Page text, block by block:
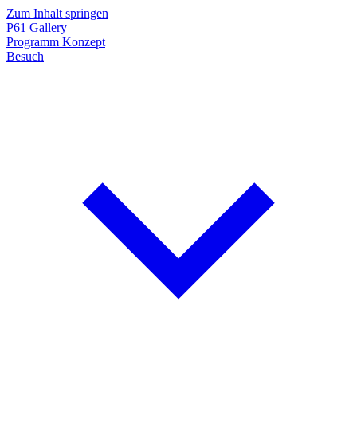
Zum Inhalt springen
P61 Gallery
Programm Konzept
Besuch